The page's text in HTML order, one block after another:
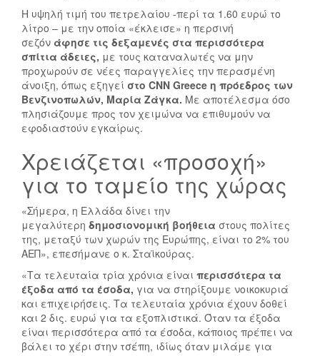
Η υψηλή τιμή του πετρελαίου -περί τα 1.60 ευρώ το
λίτρο – με την οποία «έκλεισε» η περσινή
σεζόν άφησε τις δεξαμενές στα περισσότερα
σπίτια άδειες, με τους καταναλωτές να μην
προχωρούν σε νέες παραγγελίες την περασμένη
άνοιξη, όπως εξηγεί στο CNN Greece η πρόεδρος των
Βενζινοπωλών, Μαρία Ζάγκα. Με αποτέλεσμα όσο
πλησιάζουμε προς τον χειμώνα να επιθυμούν να
εφοδιαστούν εγκαίρως.
Χρειάζεται «προσοχή»
για το ταμείο της χώρας
«Σήμερα, η Ελλάδα δίνει την
μεγαλύτερη δημοσιονομική βοήθεια στους πολίτες
της, μεταξύ των χωρών της Ευρώπης, είναι το 2% του
ΑΕΠ», επεσήμανε ο κ. Σταϊκούρας.
«Τα τελευταία τρία χρόνια είναι περισσότερα τα
έξοδα από τα έσοδα, για να στηρίξουμε νοικοκυριά
και επιχειρήσεις. Τα τελευταία χρόνια έχουν δοθεί
και 2 δις. ευρώ για τα εξοπλιστικά. Όταν τα έξοδα
είναι περισσότερα από τα έσοδα, κάποιος πρέπει να
βάλει το χέρι στην τσέπη, ιδίως όταν μιλάμε για